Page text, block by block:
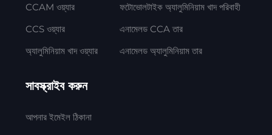
CCAM ওয়্যার
CCS ওয়্যার
অ্যালুমিনিয়াম খাদ ওয়্যার
ফটোভোলটাইক অ্যালুমিনিয়াম খাদ পরিবাহী
এনামেলড CCA তার
এনামেলড অ্যালুমিনিয়াম তার
সাবস্ক্রাইব করুন
আপনার ইমেইল ঠিকানা